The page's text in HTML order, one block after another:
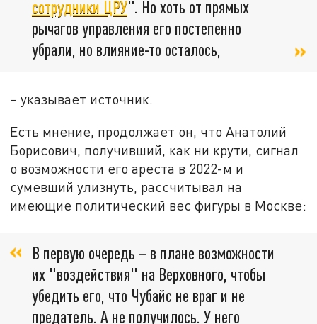
сотрудники ЦРУ". Но хоть от прямых
рычагов управления его постепенно
убрали, но влияние-то осталось,
– указывает источник.
Есть мнение, продолжает он, что Анатолий
Борисович, получивший, как ни крути, сигнал
о возможности его ареста в 2022-м и
сумевший улизнуть, рассчитывал на
имеющие политический вес фигуры в Москве:
В первую очередь – в плане возможности
их "воздействия" на Верховного, чтобы
убедить его, что Чубайс не враг и не
предатель. А не получилось. У него